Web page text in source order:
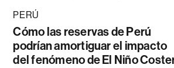
PERÚ
Cómo las reservas de Perú
podrían amortiguar el impacto
del fenómeno de El Niño